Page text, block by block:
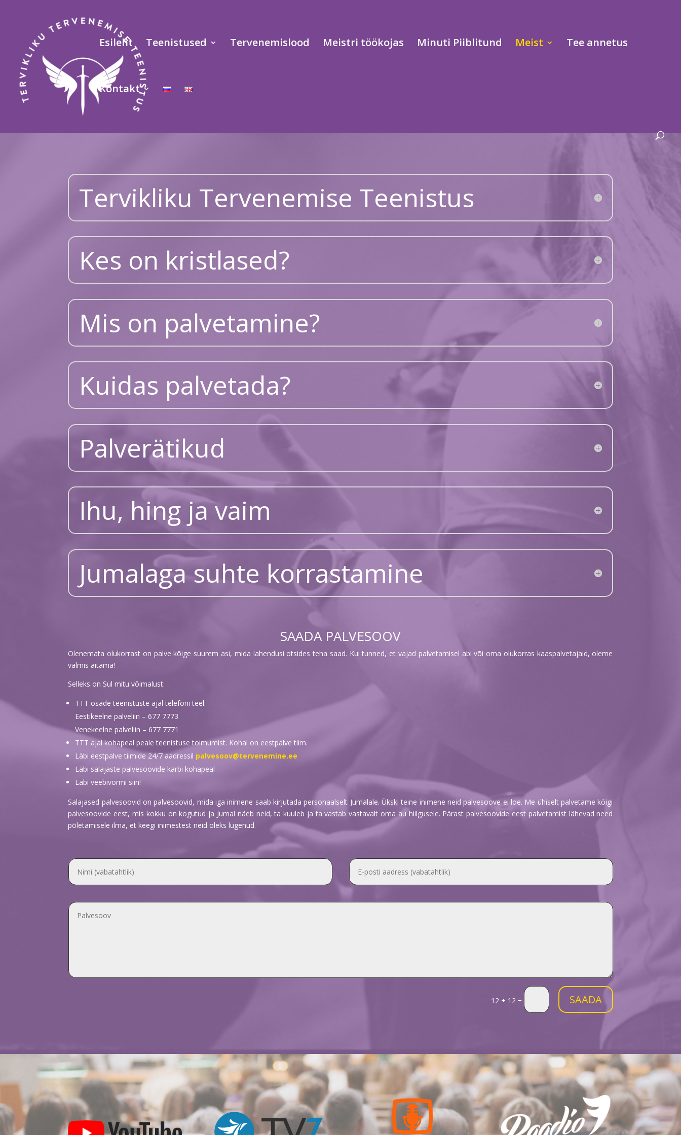
Esileht Teenistused Tervenemislood Meistri töökojas Minuti Piiblitund Meist Tee annetus
Kontakt
Tervikliku Tervenemise Teenistus
Kes on kristlased?
Mis on palvetamine?
Kuidas palvetada?
Palverätikud
Ihu, hing ja vaim
Jumalaga suhte korrastamine
SAADA PALVESOOV
Olenemata olukorrast on palve kõige suurem asi, mida lahendusi otsides teha saad. Kui tunned, et vajad palvetamisel abi või oma olukorras kaaspalvetajaid, oleme
valmis aitama!
Selleks on Sul mitu võimalust:
TTT osade teenistuste ajal telefoni teel:
Eestikeelne palveliin – 677 7773
Venekeelne palveliin – 677 7771
TTT ajal kohapeal peale teenistuse toimumist. Kohal on eestpalve tiim.
Läbi eestpalve tiimide 24/7 aadressil palvesoov@tervenemine.ee
Läbi salajaste palvesoovide karbi kohapeal
Läbi veebivormi siin!
Salajased palvesoovid on palvesoovid, mida iga inimene saab kirjutada personaalselt Jumalale. Ükski teine inimene neid palvesoove ei loe. Me ühiselt palvetame kõigi
palvesoovide eest, mis kokku on kogutud ja Jumal näeb neid, ta kuuleb ja ta vastab vastavalt oma au hiilgusele. Pärast palvesoovide eest palvetamist lähevad need
põletamisele ilma, et keegi inimestest neid oleks lugenud.
12 + 12 = SAADA